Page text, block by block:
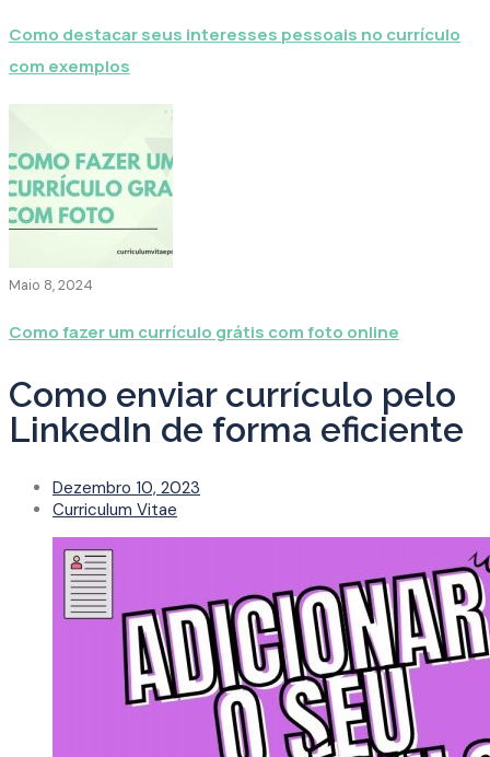
Como destacar seus interesses pessoais no currículo
com exemplos
Maio 8, 2024
Como fazer um currículo grátis com foto online
Como enviar currículo pelo
LinkedIn de forma eficiente
Dezembro 10, 2023
Curriculum Vitae